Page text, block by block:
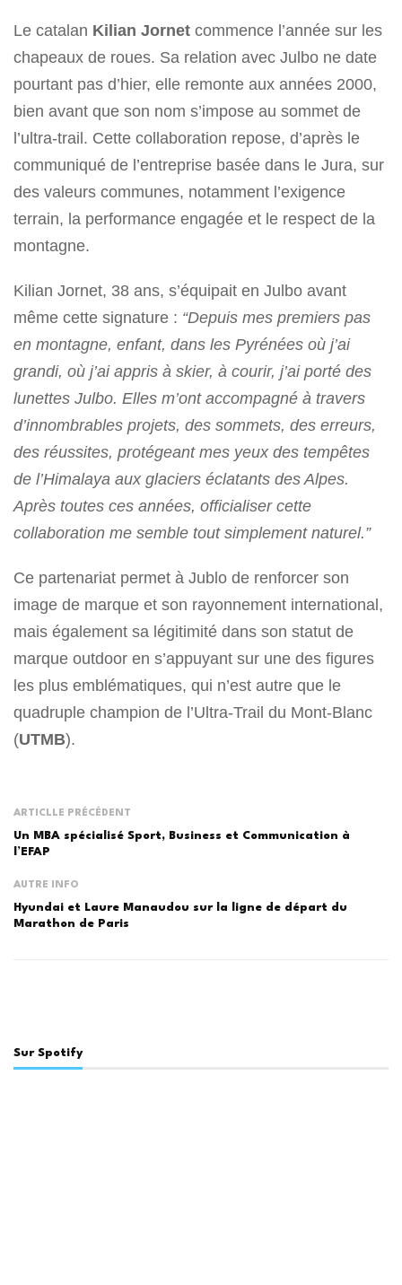
Le catalan Kilian Jornet commence l’année sur les
chapeaux de roues. Sa relation avec Julbo ne date
pourtant pas d’hier, elle remonte aux années 2000,
bien avant que son nom s’impose au sommet de
l’ultra-trail. Cette collaboration repose, d’après le
communiqué de l’entreprise basée dans le Jura, sur
des valeurs communes, notamment l’exigence
terrain, la performance engagée et le respect de la
montagne.
Kilian Jornet, 38 ans, s’équipait en Julbo avant
même cette signature : “Depuis mes premiers pas
en montagne, enfant, dans les Pyrénées où j’ai
grandi, où j’ai appris à skier, à courir, j’ai porté des
lunettes Julbo. Elles m’ont accompagné à travers
d’innombrables projets, des sommets, des erreurs,
des réussites, protégeant mes yeux des tempêtes
de l’Himalaya aux glaciers éclatants des Alpes.
Après toutes ces années, officialiser cette
collaboration me semble tout simplement naturel.”
Ce partenariat permet à Jublo de renforcer son
image de marque et son rayonnement international,
mais également sa légitimité dans son statut de
marque outdoor en s’appuyant sur une des figures
les plus emblématiques, qui n’est autre que le
quadruple champion de l’Ultra-Trail du Mont-Blanc
(UTMB).
ARTICLLE PRÉCÉDENT
Un MBA spécialisé Sport, Business et Communication à
l’EFAP
AUTRE INFO
Hyundai et Laure Manaudou sur la ligne de départ du
Marathon de Paris
Sur Spotify